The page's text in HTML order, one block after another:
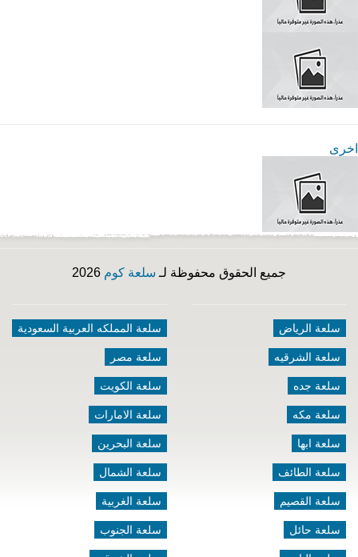
اخرى
جميع الحقوق محفوظة لـ سلعة كوم
سلعة الرياض
سلعة الشرقيه
سلعة جده
سلعة مكه
سلعة ابها
سلعة الطائف
سلعة القصيم
سلعة حائل
سلعة المملكه العربية السعودية
سلعة مصر
سلعة الكويت
سلعة الامارات
سلعة البحرين
سلعة الشمال
سلعة الغربية
سلعة الجنوب